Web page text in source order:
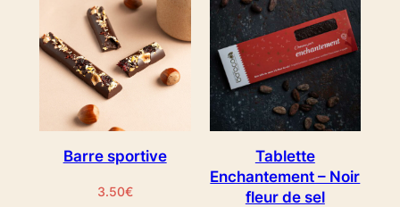
Barre sportive
3.50€
Tablette
Enchantement – Noir
fleur de sel